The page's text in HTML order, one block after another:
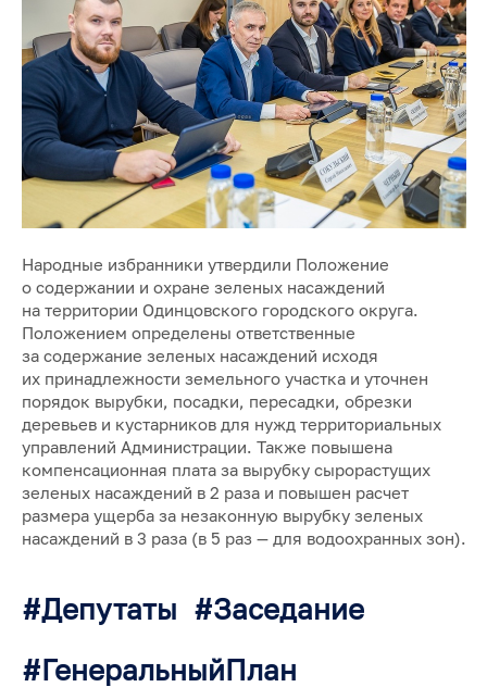
Народные избранники утвердили Положение
о содержании и охране зеленых насаждений
на территории Одинцовского городского округа.
Положением определены ответственные
за содержание зеленых насаждений исходя
их принадлежности земельного участка и уточнен
порядок вырубки, посадки, пересадки, обрезки
деревьев и кустарников для нужд территориальных
управлений Администрации. Также повышена
компенсационная плата за вырубку сырорастущих
зеленых насаждений в 2 раза и повышен расчет
размера ущерба за незаконную вырубку зеленых
насаждений в 3 раза (в 5 раз — для водоохранных зон).
Депутаты
Заседание
ГенеральныйПлан